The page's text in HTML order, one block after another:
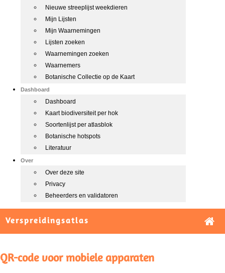
Nieuwe streeplijst weekdieren
Mijn Lijsten
Mijn Waarnemingen
Lijsten zoeken
Waarnemingen zoeken
Waarnemers
Botanische Collectie op de Kaart
Dashboard
Dashboard
Kaart biodiversiteit per hok
Soortenlijst per atlasblok
Botanische hotspots
Literatuur
Over
Over deze site
Privacy
Beheerders en validatoren
Verspreidingsatlas
QR-code voor mobiele apparaten